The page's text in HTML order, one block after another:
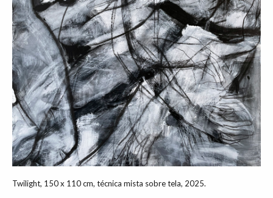
Twilight, 150 x 110 cm, técnica mista sobre tela, 2025.